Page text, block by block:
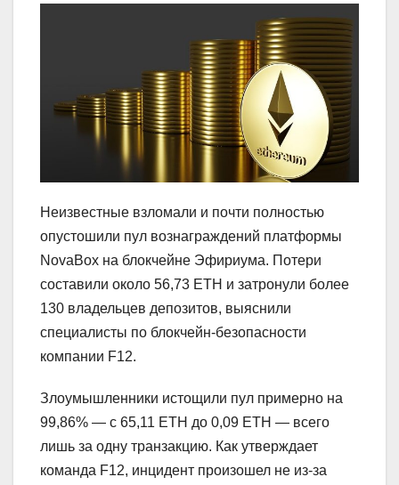
Неизвестные взломали и почти полностью
опустошили пул вознаграждений платформы
NovaBox на блокчейне Эфириума. Потери
составили около 56,73 ETH и затронули более
130 владельцев депозитов, выяснили
специалисты по блокчейн-безопасности
компании F12.
Злоумышленники истощили пул примерно на
99,86% — с 65,11 ETH до 0,09 ETH — всего
лишь за одну транзакцию. Как утверждает
команда F12, инцидент произошел не из‑за